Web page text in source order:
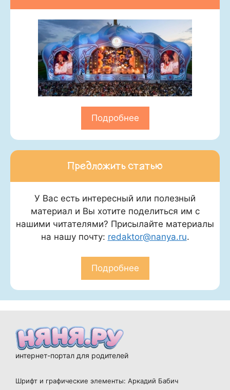
Подробнее
Предложить статью
У Вас есть интересный или полезный
материал и Вы хотите поделиться им с
нашими читателями? Присылайте материалы
на нашу почту: redaktor@nanya.ru.
Подробнее
интернет-портал для родителей
Шрифт и графические элементы: Аркадий Бабич